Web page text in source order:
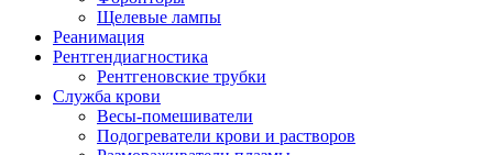
Щелевые лампы
Реанимация
Рентгендиагностика
Рентгеновские трубки
Служба крови
Весы-помешиватели
Подогреватели крови и растворов